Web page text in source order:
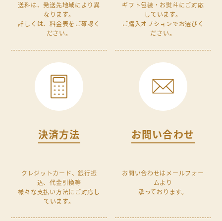
送料は、発送先地域により異
なります。
詳しくは、料金表をご確認く
ださい。
ギフト包装・お熨斗にご対応
しています。
ご購入オプションでお選びく
ださい。
決済方法
クレジットカード、銀行振
込、代金引換等
様々な支払い方法にご対応し
ています。
お問い合わせ
お問い合わせはメールフォー
ムより
承っております。